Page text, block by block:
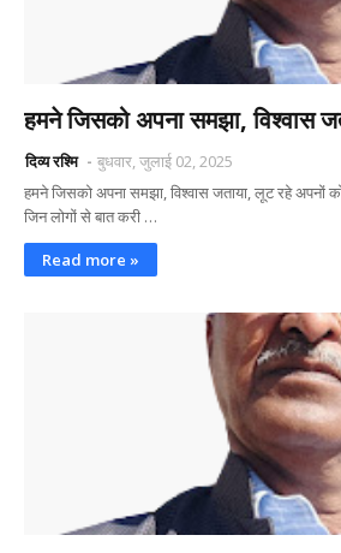
हमने जिसको अपना समझा, विश्वास
दिव्य रश्मि
बुधवार, जुलाई 02, 2025
हमने जिसको अपना समझा, विश्वास जताया, लूट रहे अपनों
जिन लोगों से बात करी …
Read more »